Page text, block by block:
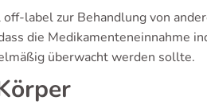
label zur Behandlung von
die Medikamenteneinnahme
überwacht werden sollte.